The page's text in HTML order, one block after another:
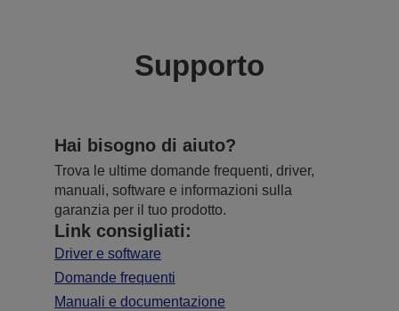
Supporto
Hai bisogno di aiuto?
Trova le ultime domande frequenti, driver,
manuali, software e informazioni sulla
garanzia per il tuo prodotto.
Link consigliati:
Driver e software
Domande frequenti
Manuali e documentazione